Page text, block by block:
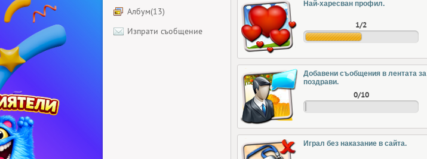
Албум(13)
Изпрати съобщение
Най-харесван профил.
1/2
Добавени съобщения в лентата за
поздрави.
0/10
Играл без наказание в сайта.